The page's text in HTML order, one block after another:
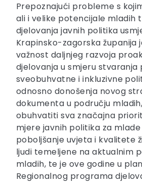
Prepoznajući probleme s
ali i velike potencijale mladih
djelovanja javnih politika
Krapinsko-zagorska županija
važnost daljnjeg razvoja
djelovanja u smjeru stvaranja
sveobuhvatne i inkluzivne
odnosno donošenja novog
dokumenta u području
obuhvatiti sva značajna
mjere javnih politika za
poboljšanje uvjeta i kvalitete
ljudi temeljene na aktualnim
mladih, te je ove godine u
Regionalnog programa